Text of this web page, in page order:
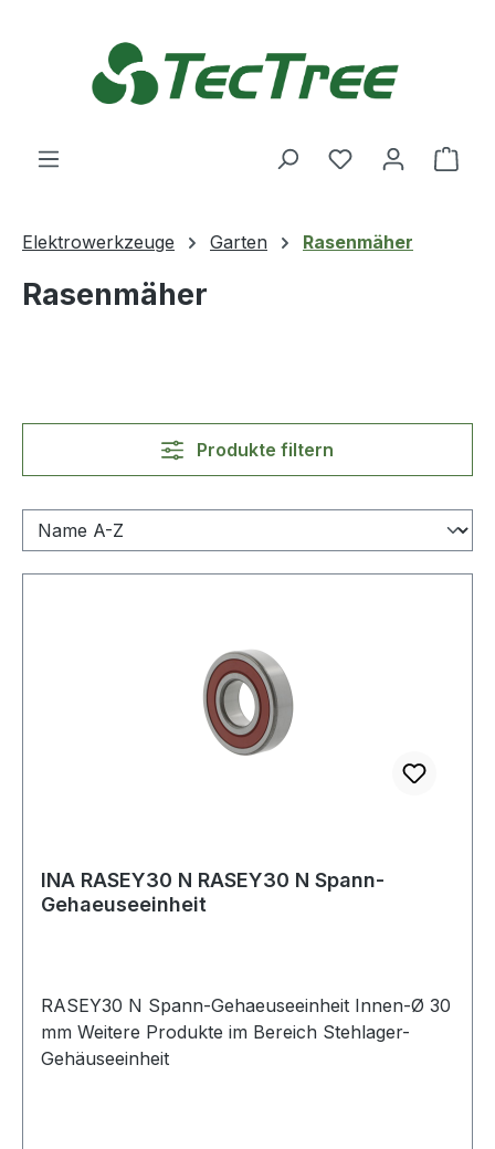
Du hast 0
Elektrowerkzeuge Garten Rasenmäher
Rasenmäher
Produkte filtern
INA RASEY30 N RASEY30 N Spann-
Gehaeuseeinheit
RASEY30 N Spann-Gehaeuseeinheit Innen-Ø 30
mm Weitere Produkte im Bereich Stehlager-
Gehäuseeinheit